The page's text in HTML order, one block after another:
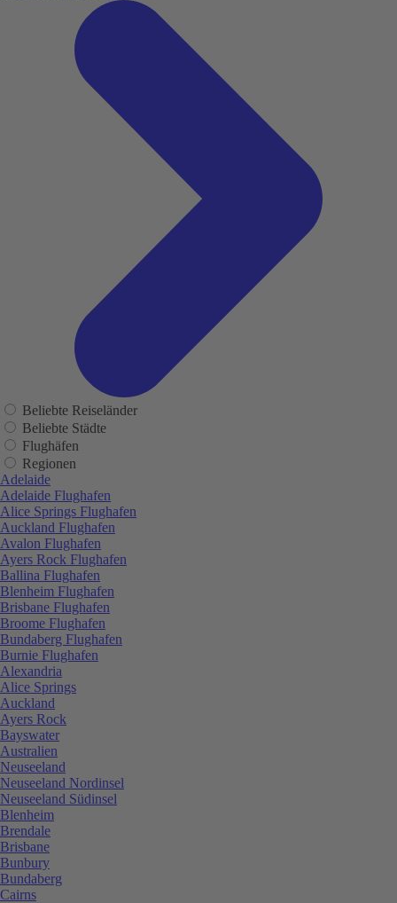
Beliebte Reiseländer
Beliebte Städte
Flughäfen
Regionen
Adelaide
Adelaide Flughafen
Alice Springs Flughafen
Auckland Flughafen
Avalon Flughafen
Ayers Rock Flughafen
Ballina Flughafen
Blenheim Flughafen
Brisbane Flughafen
Broome Flughafen
Bundaberg Flughafen
Burnie Flughafen
Alexandria
Alice Springs
Auckland
Ayers Rock
Bayswater
Australien
Neuseeland
Neuseeland Nordinsel
Neuseeland Südinsel
Blenheim
Brendale
Brisbane
Bunbury
Bundaberg
Cairns